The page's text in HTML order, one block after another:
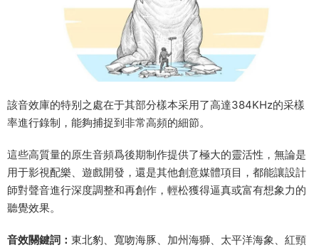
該音效庫的特别之處在于其部分樣本采用了高達384KHz的采樣
率進行錄制，能夠捕捉到非常高頻的細節。
這些高質量的原生音頻爲後期制作提供了極大的靈活性，無論是
用于影視配樂、遊戲開發，還是其他創意媒體項目，都能讓設計
師對聲音進行深度調整和再創作，輕松獲得逼真或富有想象力的
聽覺效果。
音效關鍵詞： 東北豹、寬吻海豚、加州海獅、太平洋海象、紅頸